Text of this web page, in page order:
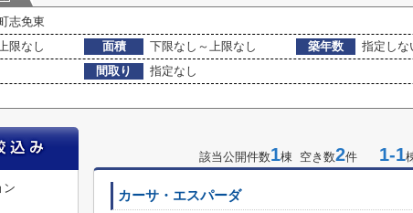
志免東
限なし 面積 下限なし～上限なし 築年数
指定しな
間取り
指定なし
該当公開件数1棟 空き数2件 1-1
カーサ・エスパーダ
ン